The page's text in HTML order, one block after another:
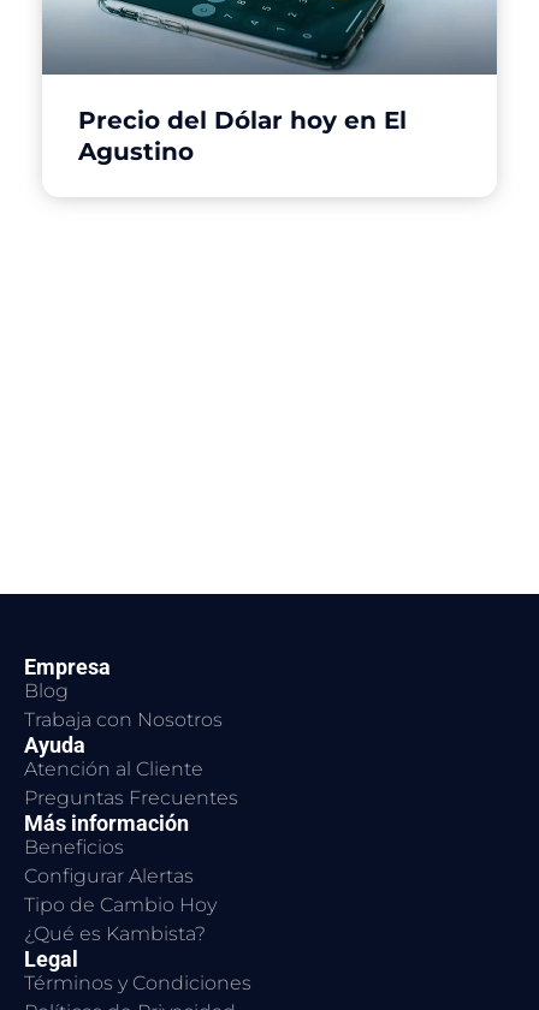
Precio del Dólar hoy en El
Agustino
Empresa
Blog
Trabaja con Nosotros
Ayuda
Atención al Cliente
Preguntas Frecuentes
Más información
Beneficios
Configurar Alertas
Tipo de Cambio Hoy
¿Qué es Kambista?
Legal
Términos y Condiciones